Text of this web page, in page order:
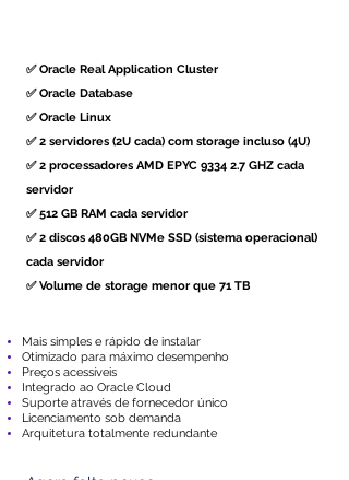
✅ Oracle Real Application Cluster
✅ Oracle Database
✅ Oracle Linux
✅ 2 servidores (2U cada) com storage incluso (4U)
✅ 2 processadores AMD EPYC 9334 2.7 GHZ cada
servidor
✅ 512 GB RAM cada servidor
✅ 2 discos 480GB NVMe SSD (sistema operacional)
cada servidor
✅ Volume de storage menor que 71 TB
Mais simples e rápido de instalar
Otimizado para máximo desempenho
Preços acessíveis
Integrado ao Oracle Cloud
Suporte através de fornecedor único
Licenciamento sob demanda
Arquitetura totalmente redundante